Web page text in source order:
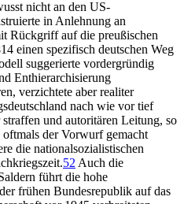
nicht an den US-
in Anlehnung an
Rückgriff auf die preußischen
einen spezifisch deutschen Weg
suggerierte vordergründig
Enthierarchisierung
verzichtete aber realiter
nach wie vor tief
und autoritären Leitung, so
oftmals der Vorwurf gemacht
die nationalsozialistischen
52 Auch die
führt die hohe
frühen Bundesrepublik auf das